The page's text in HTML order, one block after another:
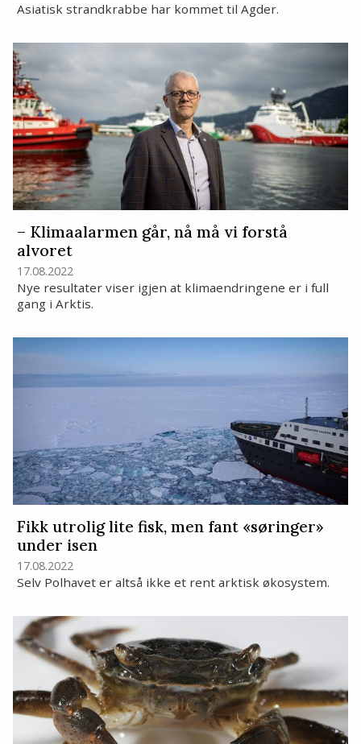
Asiatisk strandkrabbe har kommet til Agder.
– Klimaalarmen går, nå må vi forstå
alvoret
17.08.2022
Nye resultater viser igjen at klimaendringene er i full
gang i Arktis.
Fikk utrolig lite fisk, men fant «søringer»
under isen
17.08.2022
Selv Polhavet er altså ikke et rent arktisk økosystem.